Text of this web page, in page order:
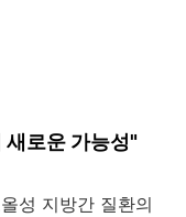
새로운 가능성"
성 지방간 질환의